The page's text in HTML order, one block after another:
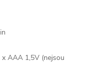
x AAA 1,5V (nejsou